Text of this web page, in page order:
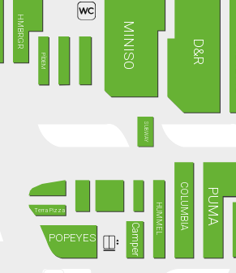
COLUMBIA
D&R
HMBRGR
HUMMEL
MINISO
PİDEM
POPEYES
PUMA
Camper
SUBWAY
Terra Pizza